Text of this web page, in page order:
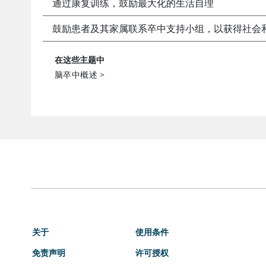
通过康复训练，鼓励最大化的生活自理
鼓励患者及其家属联系卒中支持小组，以获得社会
在这些主题中
脑卒中概述 >
关于
免责声明
使用条件
许可授权